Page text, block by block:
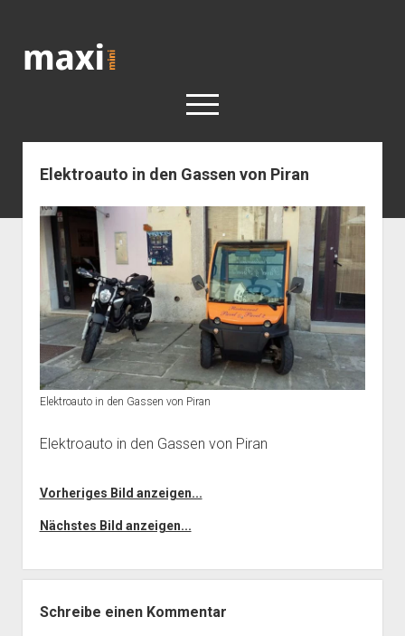
open
< work
Berlin
Reisen
Kunst
Geschichte
open
dropdown
menu
Geschichte der Stadt Berlin
Impressum
Elektroauto in den Gassen von Piran
Elektroauto in den Gassen von Piran
Elektroauto in den Gassen von Piran
Vorheriges Bild anzeigen...
Nächstes Bild anzeigen...
Schreibe einen Kommentar